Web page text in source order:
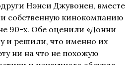
Нэнси Джувонен, вместе
собственную кинокомпанию
90-х. Обе оценили «Донни
и решили, что именно их
ни на что не похожую